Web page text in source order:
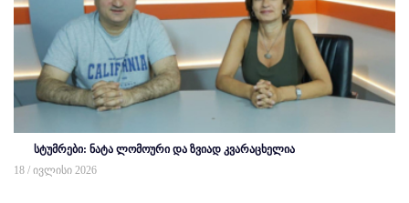
სტუმრები: ნატა ლომოური და ზვიად კვარაცხელია
18 / ივლისი 2026